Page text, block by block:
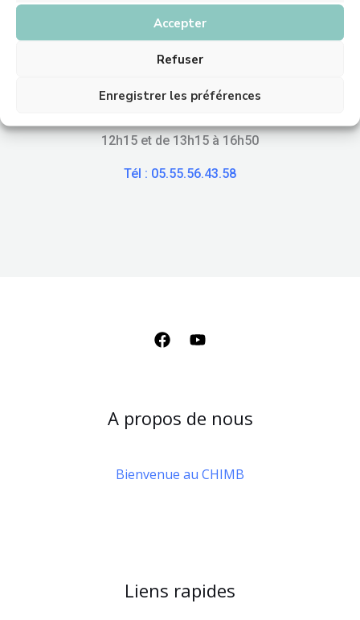
Accepter
Refuser
Enregistrer les préférences
parcours de soins.
12h15 et de 13h15 à 16h50
Tél : 05.55.56.43.58
A propos de nous
Bienvenue au CHIMB
Liens rapides